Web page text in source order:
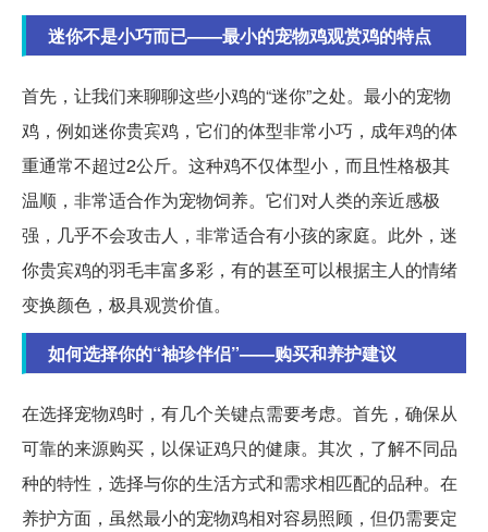
迷你不是小巧而已——最小的宠物鸡观赏鸡的特点
首先，让我们来聊聊这些小鸡的“迷你”之处。最小的宠物
鸡，例如迷你贵宾鸡，它们的体型非常小巧，成年鸡的体
重通常不超过2公斤。这种鸡不仅体型小，而且性格极其
温顺，非常适合作为宠物饲养。它们对人类的亲近感极
强，几乎不会攻击人，非常适合有小孩的家庭。此外，迷
你贵宾鸡的羽毛丰富多彩，有的甚至可以根据主人的情绪
变换颜色，极具观赏价值。
如何选择你的“袖珍伴侣”——购买和养护建议
在选择宠物鸡时，有几个关键点需要考虑。首先，确保从
可靠的来源购买，以保证鸡只的健康。其次，了解不同品
种的特性，选择与你的生活方式和需求相匹配的品种。在
养护方面，虽然最小的宠物鸡相对容易照顾，但仍需要定